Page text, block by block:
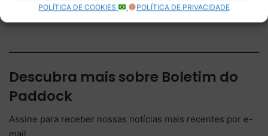
POLÍTICA DE COOKIES POLÍTICA DE PRIVACIDADE
nos testes de pré-
Descubra mais sobre Boletim do
Paddock
Assine para receber nossas notícias mais recentes por e-